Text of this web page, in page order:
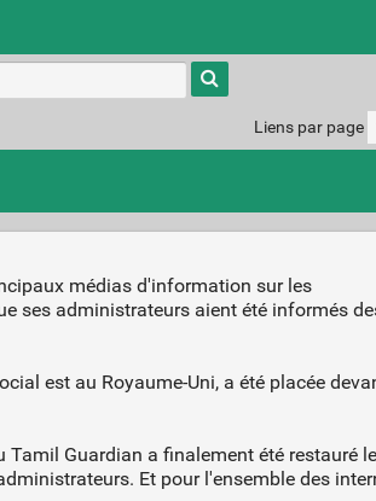
Liens par page
médias d'information sur les
ses administrateurs aient été informés
est au Royaume-Uni, a été placée
Guardian a finalement été restauré
Et pour l'ensemble des